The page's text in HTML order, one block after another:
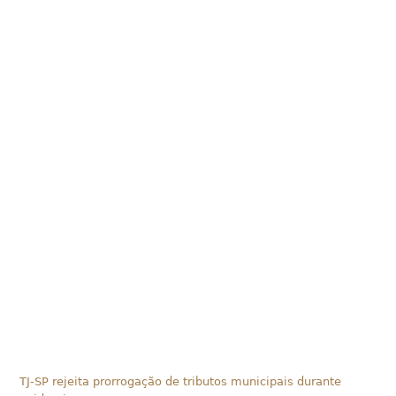
TJ-SP rejeita prorrogação de tributos municipais durante